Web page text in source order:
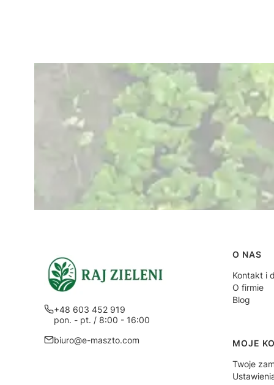
+48 603 452 919
pon. - pt. / 8:00 - 16:00
biuro@e-maszto.com
Linki
O NAS
Kontakt i
O firmie
Blog
MOJE
Twoje